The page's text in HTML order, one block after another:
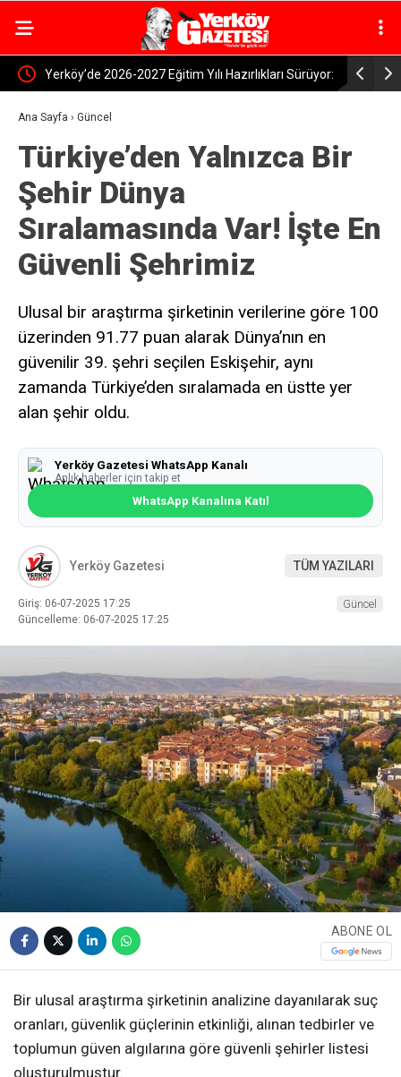
Yerköy’de 2026-2027 Eğitim Yılı Hazırlıkları Sürüyor:
Okullarda İnceleme
Prof. Dr.
Ana Sayfa › Güncel
Türkiye’den Yalnızca Bir
Şehir Dünya
Sıralamasında Var! İşte En
Güvenli Şehrimiz
Ulusal bir araştırma şirketinin verilerine göre 100
üzerinden 91.77 puan alarak Dünya’nın en
güvenilir 39. şehri seçilen Eskişehir, aynı
zamanda Türkiye’den sıralamada en üstte yer
alan şehir oldu.
Yerköy Gazetesi WhatsApp Kanalı
Anlık haberler için takip et
WhatsApp Kanalına Katıl
Yerköy Gazetesi TÜM YAZILARI
Giriş: 06-07-2025 17:25
Güncelleme: 06-07-2025 17:25
Güncel
ABONE OL
Bir ulusal araştırma şirketinin analizine dayanılarak suç
oranları, güvenlik güçlerinin etkinliği, alınan tedbirler ve
toplumun güven algılarına göre güvenli şehirler listesi
oluşturulmuştur.